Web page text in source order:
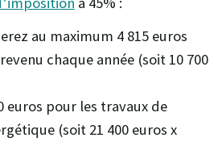
au maximum 4 815 euros
chaque année (soit 10 700
euros pour les travaux de
(soit 21 400 euros x